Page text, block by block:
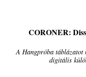
CORONER:
A Hangpróba táblázatot
digitális